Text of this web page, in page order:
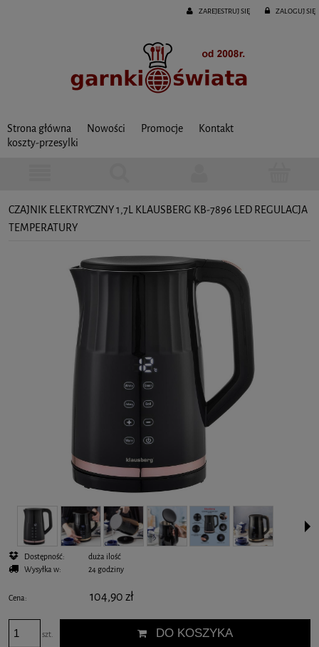
ZAREJESTRUJ SIĘ ZALOGUJ SIĘ
Strona główna Nowości Promocje
Kontakt
koszty-przesylki
CZAJNIK ELEKTRYCZNY 1,7L KLAUSBERG KB-7896 LED REGULACJA
TEMPERATURY
Dostępność:
duża ilość
Wysyłka w:
24 godziny
Cena: 104,90 zł
szt. DO KOSZYKA